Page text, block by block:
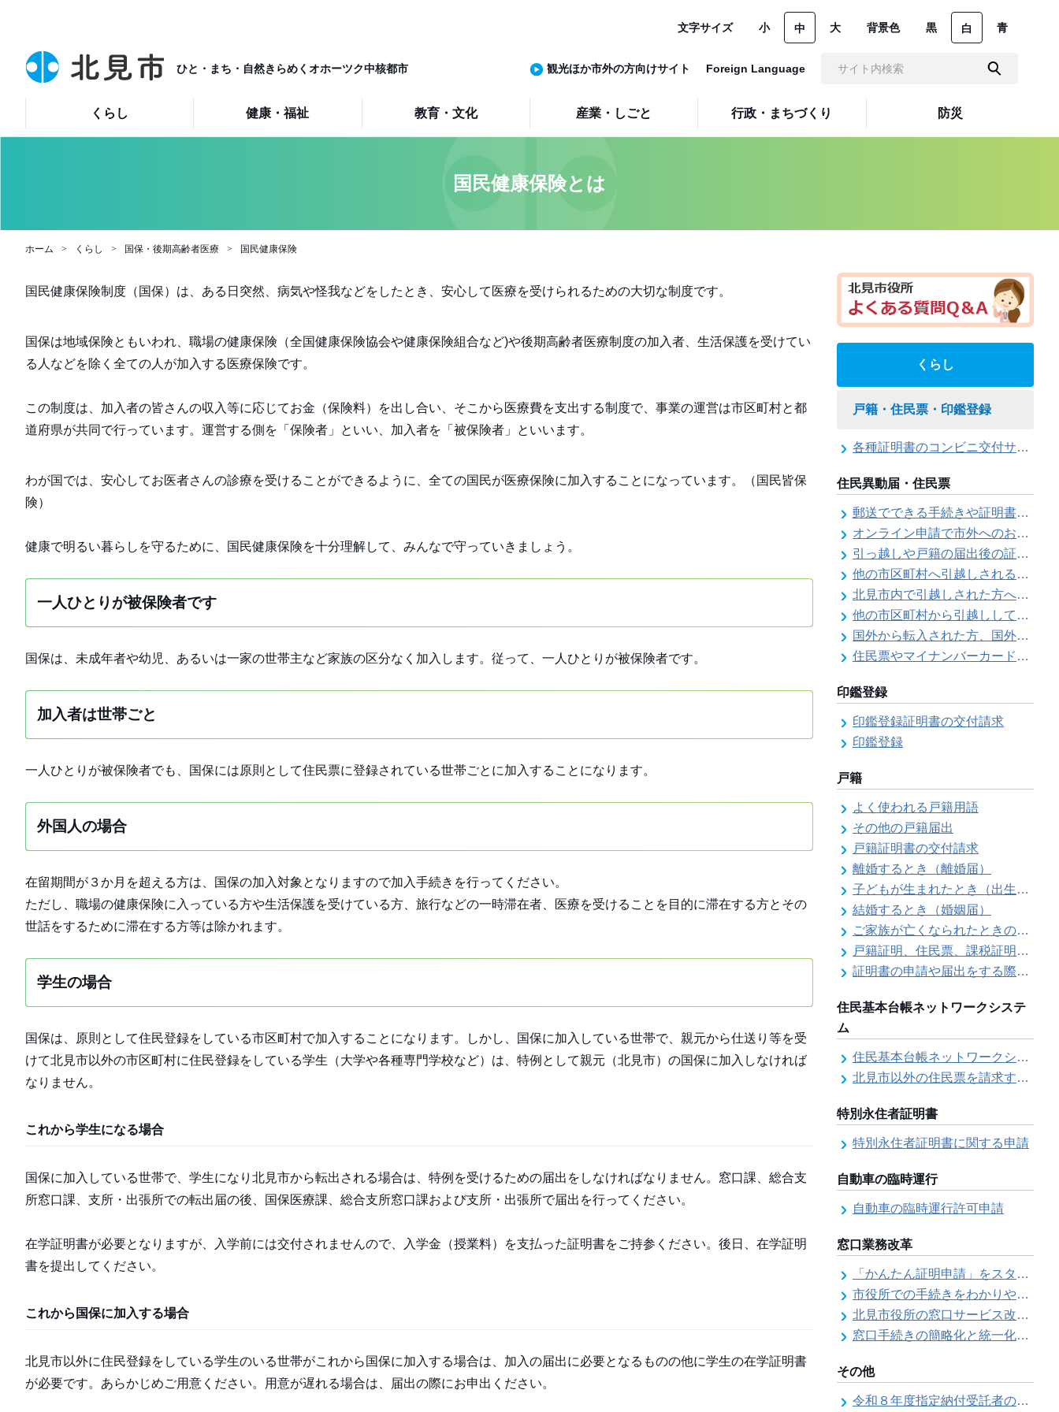
ひと・まち・自然きらめくオホーツク中核都市
くらし 健康・福祉 教育・文化 産業・しごと 行政・まちづくり 防災
文字サイズ 小 中 大 背景色 黒 白 青
観光ほか市外の方向けサイト Foreign Language
国民健康保険とは
ホーム くらし 国保・後期高齢者医療 国民健康保険
国民健康保険制度（国保）は、ある日突然、病気や怪我などをしたとき、安心して医療を受けられるための大切な制度です。
国保は地域保険ともいわれ、職場の健康保険（全国健康保険協会や健康保険組合など)や後期高齢者医療制度の加入者、生活保護を受けてい
る人などを除く全ての人が加入する医療保険です。
この制度は、加入者の皆さんの収入等に応じてお金（保険料）を出し合い、そこから医療費を支出する制度で、事業の運営は市区町村と都
道府県が共同で行っています。運営する側を「保険者」といい、加入者を「被保険者」といいます。
わが国では、安心してお医者さんの診療を受けることができるように、全ての国民が医療保険に加入することになっています。（国民皆保
険）
健康で明るい暮らしを守るために、国民健康保険を十分理解して、みんなで守っていきましょう。
一人ひとりが被保険者です
国保は、未成年者や幼児、あるいは一家の世帯主など家族の区分なく加入します。従って、一人ひとりが被保険者です。
加入者は世帯ごと
一人ひとりが被保険者でも、国保には原則として住民票に登録されている世帯ごとに加入することになります。
外国人の場合
在留期間が３か月を超える方は、国保の加入対象となりますので加入手続きを行ってください。
ただし、職場の健康保険に入っている方や生活保護を受けている方、旅行などの一時滞在者、医療を受けることを目的に滞在する方とその
世話をするために滞在する方等は除かれます。
学生の場合
国保は、原則として住民登録をしている市区町村で加入することになります。しかし、国保に加入している世帯で、親元から仕送り等を受
けて北見市以外の市区町村に住民登録をしている学生（大学や各種専門学校など）は、特例として親元（北見市）の国保に加入しなければ
なりません。
これから学生になる場合
国保に加入している世帯で、学生になり北見市から転出される場合は、特例を受けるための届出をしなければなりません。窓口課、総合支
所窓口課、支所・出張所での転出届の後、国保医療課、総合支所窓口課および支所・出張所で届出を行ってください。
在学証明書が必要となりますが、入学前には交付されませんので、入学金（授業料）を支払った証明書をご持参ください。後日、在学証明
書を提出してください。
これから国保に加入する場合
北見市以外に住民登録をしている学生のいる世帯がこれから国保に加入する場合は、加入の届出に必要となるものの他に学生の在学証明書
が必要です。あらかじめご用意ください。用意が遅れる場合は、届出の際にお申出ください。
くらし
戸籍・住民票・印鑑登録
各種証明書のコンビニ交付サービス
住民異動届・住民票
郵送でできる手続きや証明書等の交付請求（住民票・戸籍・国民年金関係）
オンライン申請で市外へのお引越し手続き（転出届）ができます
引っ越しや戸籍の届出後の証明書発行可能日
他の市区町村へ引越しされる方へ（転出届）
北見市内で引越しされた方へ（転居届）
他の市区町村から引越しして来た方へ（転入届）
国外から転入された方、国外へ転出される方へ
住民票やマイナンバーカード、印鑑証明書に旧氏（旧姓）が併記できるようになりました！
印鑑登録
印鑑登録証明書の交付請求
印鑑登録
戸籍
よく使われる戸籍用語
その他の戸籍届出
戸籍証明書の交付請求
離婚するとき（離婚届）
子どもが生まれたとき（出生届）
結婚するとき（婚姻届）
ご家族が亡くなられたときの各種手続きのご案内（死亡届）
戸籍証明、住民票、課税証明書等の証明書を郵送で請求する際の本人確認
証明書の申請や届出をする際の本人確認
住民基本台帳ネットワークシステ
ム
住民基本台帳ネットワークシステム
北見市以外の住民票を請求する（住民票の広域交付）
特別永住者証明書
特別永住者証明書に関する申請
自動車の臨時運行
自動車の臨時運行許可申請
窓口業務改革
「かんたん証明申請」をスタートしました
市役所での手続きをわかりやすく！「手続きチェックシート」を導入しました
北見市役所の窓口サービス改善の取り組み経過
窓口手続きの簡略化と統一化の取り組みについて（ワンストップサービス推進事業）
その他
令和８年度指定納付受託者の指定について